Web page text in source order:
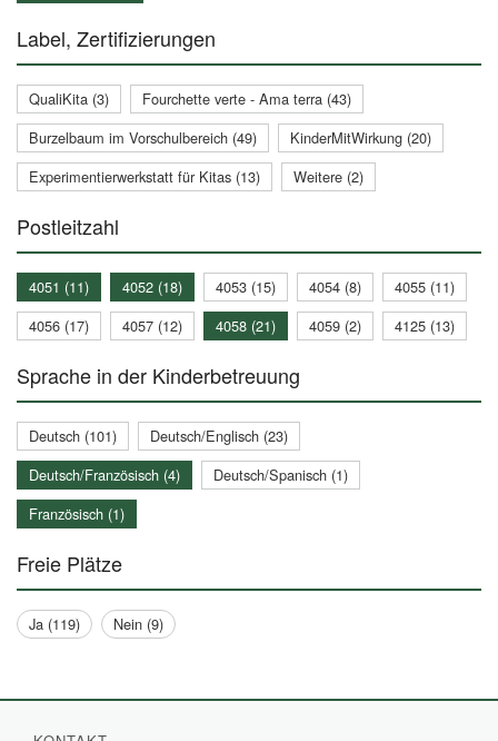
Label, Zertifizierungen
QualiKita (3)
Fourchette verte - Ama terra (43)
Burzelbaum im Vorschulbereich (49)
KinderMitWirkung (20)
Experimentierwerkstatt für Kitas (13)
Weitere (2)
Postleitzahl
4051 (11) 4052 (18) 4053 (15) 4054 (8)
4055 (11)
4056 (17)
4057 (12) 4058 (21) 4059 (2) 4125 (13)
Sprache in der Kinderbetreuung
Deutsch (101)
Deutsch/Englisch (23)
Deutsch/Französisch (4)
Deutsch/Spanisch (1)
Französisch (1)
Freie Plätze
Ja (119) Nein (9)